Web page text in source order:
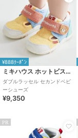
¥888ｸｰﾎﾟﾝ
ミキハウス ホットビスケッツ
ダブルラッセル セカンドベビ
ーシューズ
¥9,350
PR